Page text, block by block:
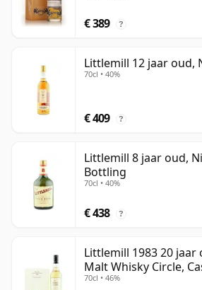
€ 389 ?
Littlemill 12 jaar oud,
70cl • 40%
€ 409 ?
Littlemill 8 jaar oud,
Bottling
70cl • 40%
€ 438 ?
Littlemill 1983 20 jaar
Malt Whisky Circle,
70cl • 46%